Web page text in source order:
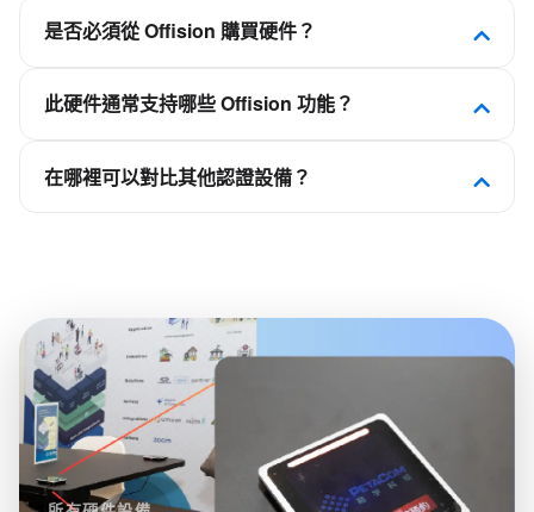
證，可連接 Offision，使會議室、工位、訪客或看板
程應用。
是否必須從 Offision 購買硬件？
Crestron、Qbic、Neat、IAdea 等合作夥伴的認證面
戶。
此硬件通常支持哪些 Offision 功能？
面顯示器用於靈活工位，自助終端用於訪客簽到，看
在哪裡可以對比其他認證設備？